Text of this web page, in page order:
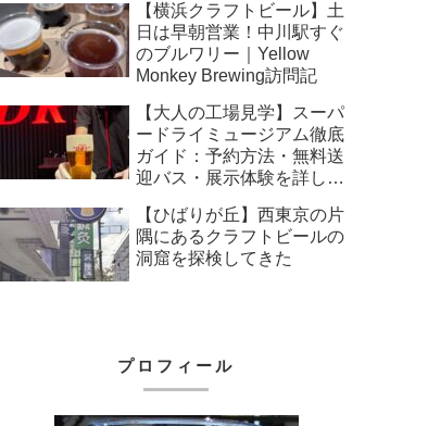
【横浜クラフトビール】土
日は早朝営業！中川駅すぐ
のブルワリー｜Yellow
Monkey Brewing訪問記
【大人の工場見学】スーパ
ードライミュージアム徹底
ガイド：予約方法・無料送
迎バス・展示体験を詳しく
【ひばりが丘】西東京の片
隅にあるクラフトビールの
洞窟を探検してきた
プロフィール